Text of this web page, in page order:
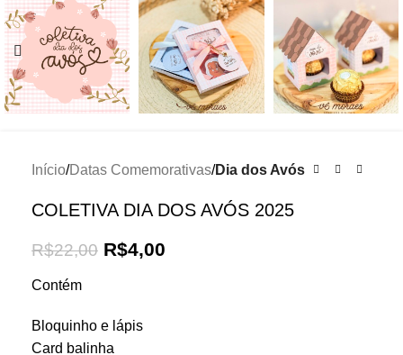
Início Datas Comemorativas Dia dos Avós
COLETIVA DIA DOS AVÓS 2025
R$22,00 R$4,00
Contém
Bloquinho e lápis
Card balinha